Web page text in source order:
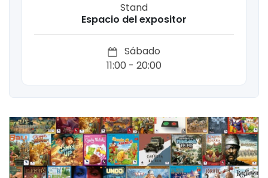
Stand
Espacio del expositor
Sábado
11:00 - 20:00